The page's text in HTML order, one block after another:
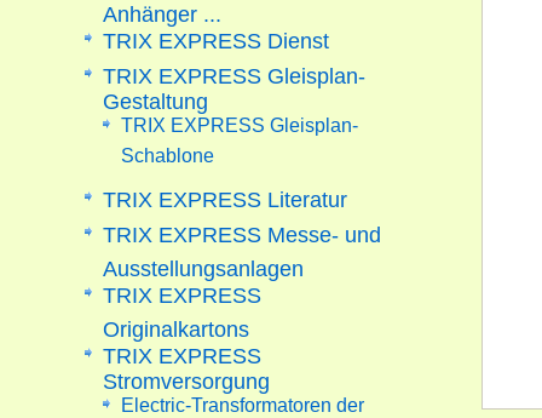
Anhänger ...
TRIX EXPRESS Dienst
TRIX EXPRESS Gleisplan-
Gestaltung
TRIX EXPRESS Gleisplan-
Schablone
TRIX EXPRESS Literatur
TRIX EXPRESS Messe- und
Ausstellungsanlagen
TRIX EXPRESS
Originalkartons
TRIX EXPRESS
Stromversorgung
Electric-Transformatoren der